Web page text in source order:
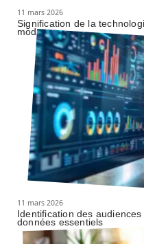
11 mars 2026
Signification de la
moderne
11 mars 2026
Identification des
données essentiels